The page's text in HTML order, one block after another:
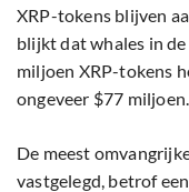
XRP-tokens blijven
blijkt dat whales in
miljoen XRP-tokens
ongeveer $77 miljoen.
De meest
vastgelegd, betrof